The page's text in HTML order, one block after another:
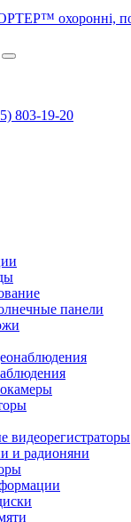
803-19-20
панели
видеорегистраторы
и радионяни